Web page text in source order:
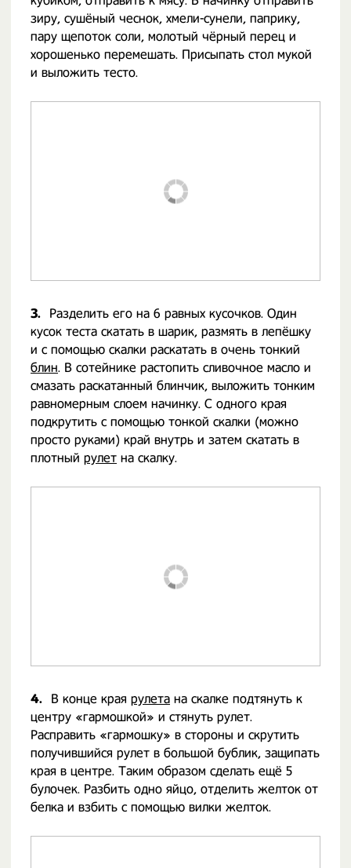
зиру, сушёный чеснок, хмели-сунели, паприку,
пару щепоток соли, молотый чёрный перец и
хорошенько перемешать. Присыпать стол мукой
и выложить тесто.
3.
Разделить его на 6 равных кусочков. Один
кусок теста скатать в шарик, размять в лепёшку
и с помощью скалки раскатать в очень тонкий
блин. В сотейнике растопить сливочное масло и
смазать раскатанный блинчик, выложить тонким
равномерным слоем начинку. С одного края
подкрутить с помощью тонкой скалки (можно
просто руками) край внутрь и затем скатать в
плотный рулет на скалку.
4. В конце края рулета на скалке подтянуть к
центру «гармошкой» и стянуть рулет.
Расправить «гармошку» в стороны и скрутить
получившийся рулет в большой бублик, защипать
края в центре. Таким образом сделать ещё 5
булочек. Разбить одно яйцо, отделить желток от
белка и взбить с помощью вилки желток.